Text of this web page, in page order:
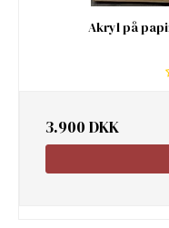
Akryl på
3.900 DKK